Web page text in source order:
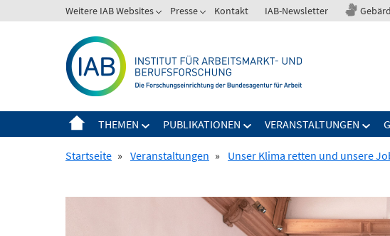
zum
Weitere IAB Websites Presse Kontakt IAB-Newsletter
THEMEN PUBLIKATIONEN VERANSTALTUNGEN
Startseite » Veranstaltungen » Unser Klima retten und unsere